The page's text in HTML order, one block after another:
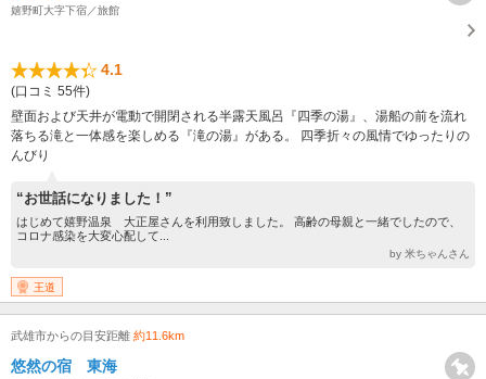
嬉野町大字下宿／旅館
4.1
(口コミ 55件)
壁面および天井が電動で開閉される半露天風呂『四季の湯』、湯船の前を流れ
落ちる滝と一体感を楽しめる『滝の湯』がある。 四季折々の風情でゆったりの
んびり
“お世話になりました！”
はじめて嬉野温泉 大正屋さんを利用致しました。 高齢の母親と一緒でしたので、
コロナ感染を大変心配して...
by 米ちゃんさん
王道
武雄市からの目安距離 約11.6km
悠然の宿 東海